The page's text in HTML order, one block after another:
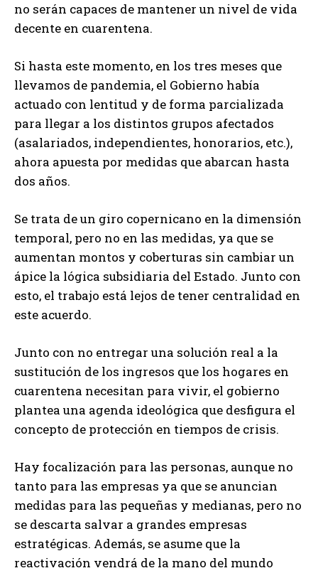
no serán capaces de mantener un nivel de vida
decente en cuarentena.
Si hasta este momento, en los tres meses que
llevamos de pandemia, el Gobierno había
actuado con lentitud y de forma parcializada
para llegar a los distintos grupos afectados
(asalariados, independientes, honorarios, etc.),
ahora apuesta por medidas que abarcan hasta
dos años.
Se trata de un giro copernicano en la dimensión
temporal, pero no en las medidas, ya que se
aumentan montos y coberturas sin cambiar un
ápice la lógica subsidiaria del Estado. Junto con
esto, el trabajo está lejos de tener centralidad en
este acuerdo.
Junto con no entregar una solución real a la
sustitución de los ingresos que los hogares en
cuarentena necesitan para vivir, el gobierno
plantea una agenda ideológica que desfigura el
concepto de protección en tiempos de crisis.
Hay focalización para las personas, aunque no
tanto para las empresas ya que se anuncian
medidas para las pequeñas y medianas, pero no
se descarta salvar a grandes empresas
estratégicas. Además, se asume que la
reactivación vendrá de la mano del mundo